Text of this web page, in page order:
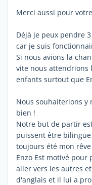
Merci aussi pour
Déjà je peux pendre
car je suis
Si nous avions la
vite nous attendrions
enfants surtout que
Nous souhaiterions y
bien !
Notre but de partir
puissent être
toujours été mon
Enzo Est motivé
aller vers les autres
d'anglais et il lui a